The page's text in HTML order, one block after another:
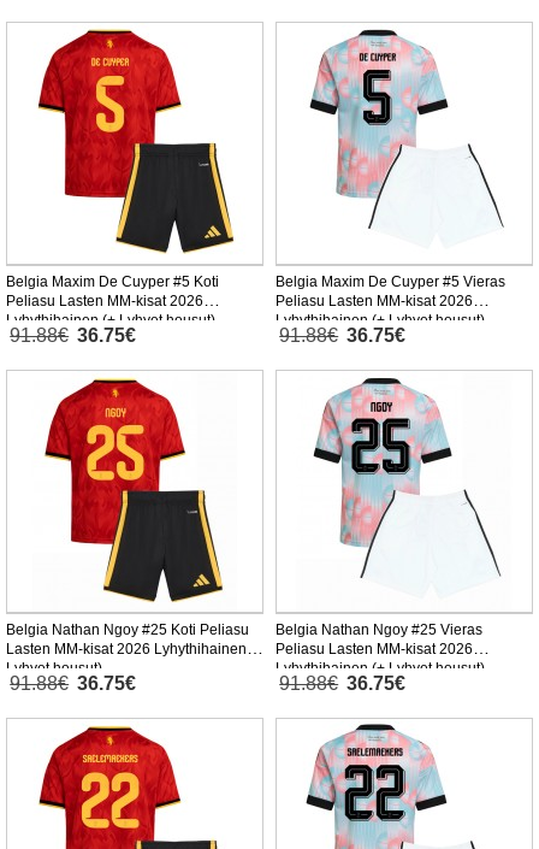
Belgia Maxim De Cuyper #5 Koti
Peliasu Lasten MM-kisat 2026
Lyhythihainen (+ Lyhyet housut)
91.88€ 36.75€
Belgia Maxim De Cuyper #5 Vieras
Peliasu Lasten MM-kisat 2026
Lyhythihainen (+ Lyhyet housut)
91.88€ 36.75€
Belgia Nathan Ngoy #25 Koti Peliasu
Lasten MM-kisat 2026 Lyhythihainen (+
Lyhyet housut)
91.88€ 36.75€
Belgia Nathan Ngoy #25 Vieras
Peliasu Lasten MM-kisat 2026
Lyhythihainen (+ Lyhyet housut)
91.88€ 36.75€